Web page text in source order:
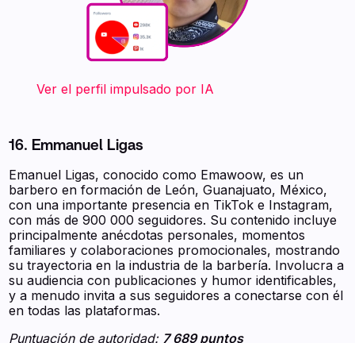
‍ ‍ ‍ ‍ ‍ ‍ ‍ Ver el perfil impulsado por IA
16. Emmanuel Ligas
Emanuel Ligas, conocido como Emawoow, es un
barbero en formación de León, Guanajuato, México,
con una importante presencia en TikTok e Instagram,
con más de 900 000 seguidores. Su contenido incluye
principalmente anécdotas personales, momentos
familiares y colaboraciones promocionales, mostrando
su trayectoria en la industria de la barbería. Involucra a
su audiencia con publicaciones y humor identificables,
y a menudo invita a sus seguidores a conectarse con él
en todas las plataformas.
Puntuación de autoridad: 7 689 puntos